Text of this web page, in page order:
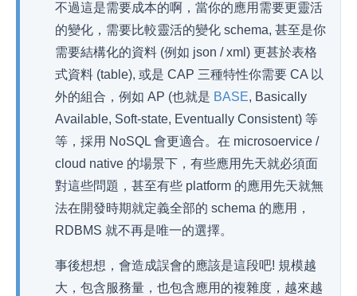
不過這是需要成本的啊，當你的應用需要更靈活
的變化，需要比較靈活的變化 schema, 甚至是你
需要結構化的資料 (例如 json / xml) 更甚於表格
式資料 (table), 或是 CAP 三種特性你需要 CA 以
外的組合，例如 AP (也就是 BASE, Basically
Available, Soft-state, Eventually Consistent) 等
等，採用 NoSQL 會更適合。在 microsoervice /
cloud native 的場景下，有些應用先天就必須面
對這些問題，甚至有些 platform 的應用先天就無
法在開發時期就定義全部的 schema 的應用，
RDBMS 就不再是唯一的選擇。
事後想想，會造成誤會的應該是這段吧! 規模越
大，包含服務量，也包含應用的複雜度，越來越